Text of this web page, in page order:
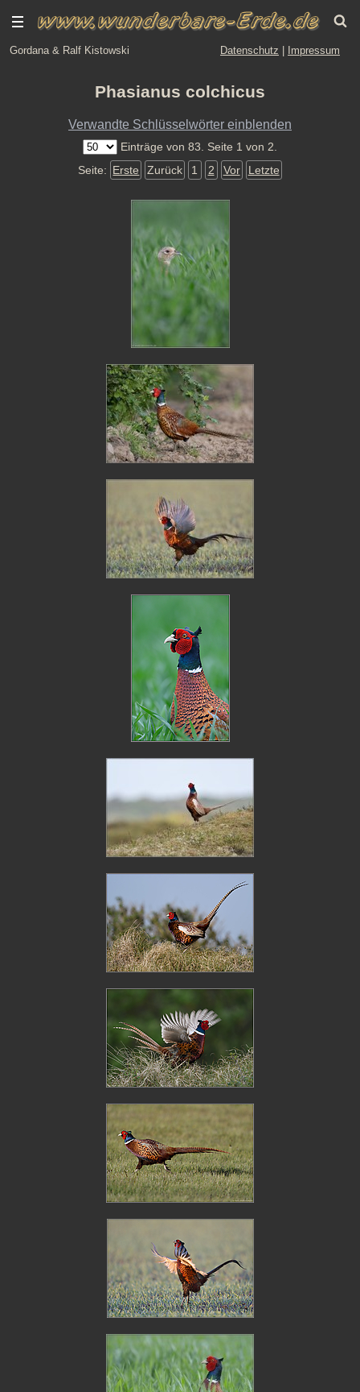
Gordana & Ralf Kistowski Datenschutz Impressum
Phasianus colchicus
Verwandte Schlüsselwörter einblenden
Einträge von 83. Seite 1 von 2.
Seite: Erste Zurück 1 2 Vor Letzte